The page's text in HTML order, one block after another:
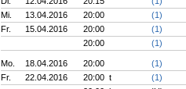
Mi.
13.04.2016 20:00 (1)
Fr.
15.04.2016 20:00 (1)
20:00
(1)
Mo. 18.04.2016 20:00 (1)
Fr.
22.04.2016 20:00 t (1)